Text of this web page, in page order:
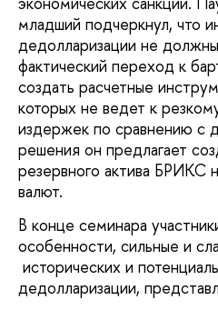
младший подчеркнул, что
дедолларизации не
фактический переход к
создать расчетные
которых не ведет к
издержек по сравнению с
решения он предлагает
резервного актива БРИКС
валют.
В конце семинара
особенности, сильные и
исторических и
дедолларизации,